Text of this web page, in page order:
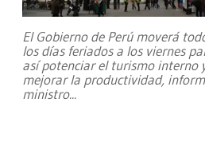
El Gobierno de Perú moverá
los días feriados a los viernes
así potenciar el turismo interno
mejorar la productividad,
ministro...